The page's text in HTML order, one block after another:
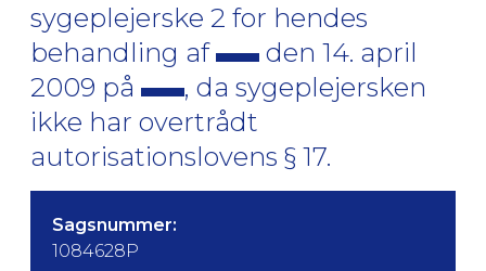
sygeplejerske 2 for hendes
behandling af
den 14. april
2009 på
, da sygeplejersken
ikke har overtrådt
autorisationslovens § 17.
Sagsnummer:
1084628P